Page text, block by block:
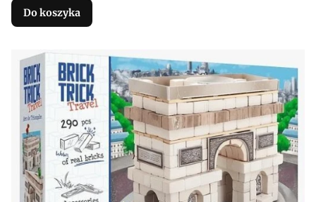
Do koszyka